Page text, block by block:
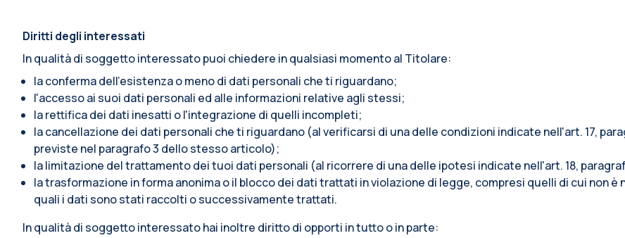
Diritti degli interessati
In qualità di soggetto interessato puoi chiedere in qualsiasi momento al Titolare:
la conferma dell’esistenza o meno di dati personali che ti riguardano;
l'accesso ai suoi dati personali ed alle informazioni relative agli stessi;
la rettifica dei dati inesatti o l'integrazione di quelli incompleti;
la cancellazione dei dati personali che ti riguardano (al verificarsi di una delle condizioni indicate nell'art. 17,
previste nel paragrafo 3 dello stesso articolo);
la limitazione del trattamento dei tuoi dati personali (al ricorrere di una delle ipotesi indicate nell'art. 18,
la trasformazione in forma anonima o il blocco dei dati trattati in violazione di legge, compresi quelli di cui non
quali i dati sono stati raccolti o successivamente trattati.
In qualità di soggetto interessato hai inoltre diritto di opporti in tutto o in parte: